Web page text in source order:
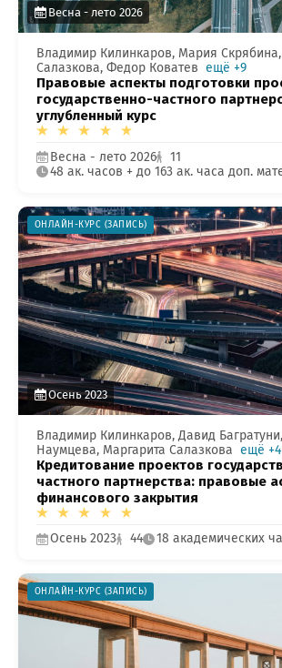
Весна - лето 2026
Владимир Килинкаров, Мария
Салазкова, Федор Коватев ещё +9
Правовые аспекты подготовки
государственно-частного
углубленный курс
Весна - лето 2026
11
48 ак. часов + до 163 ак. часа доп.
ОНЛАЙН-КУРС (ЗАПИСЬ)
Осень 2023
Владимир Килинкаров, Давид
Наумцева, Маргарита Салазкова ещё +4
Кредитование проектов
частного партнерства: правовые
финансового закрытия
Осень 2023 44 18 академических
ОНЛАЙН-КУРС (ЗАПИСЬ)
с
заметили